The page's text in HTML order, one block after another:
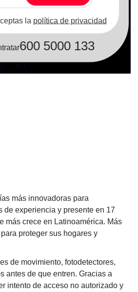
la política de privacidad
600 5000 133
más innovadoras para
de experiencia y presente en 17
más crece en Latinoamérica. Más
proteger sus hogares y
de movimiento, fotodetectores,
antes de que entren. Gracias a
intento de acceso no autorizado y